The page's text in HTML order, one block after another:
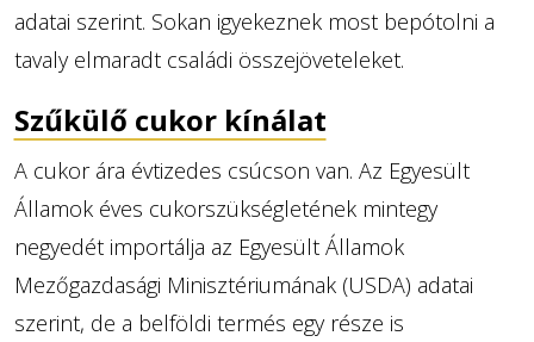
adatai szerint. Sokan igyekeznek most bepótolni a
tavaly elmaradt családi összejöveteleket.
Szűkülő cukor kínálat
A cukor ára évtizedes csúcson van. Az Egyesült
Államok éves cukorszükségletének mintegy
negyedét importálja az Egyesült Államok
Mezőgazdasági Minisztériumának (USDA) adatai
szerint, de a belföldi termés egy része is